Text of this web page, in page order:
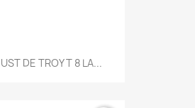
DE TROY T 8 LA...